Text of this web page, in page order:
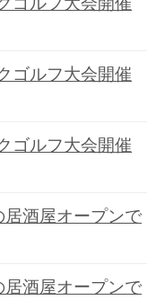
ゴルフ大会開催
ゴルフ大会開催
酒屋オープンで
酒屋オープンで